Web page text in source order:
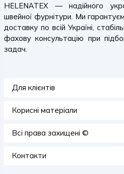
HELENATEX — надійного
швейної фурнітури. Ми
доставку по всій Україні,
фахову консультацію при
задач.
Для клієнтів
Корисні матеріали
Всi права захищенi ©
Контакти